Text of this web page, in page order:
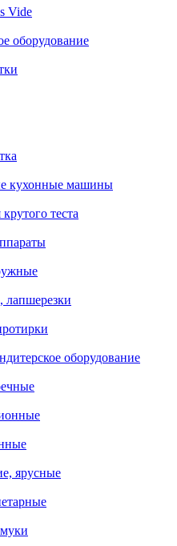
Vide
оборудование
кухонные машины
теста
лапшерезки
оборудование
ярусные